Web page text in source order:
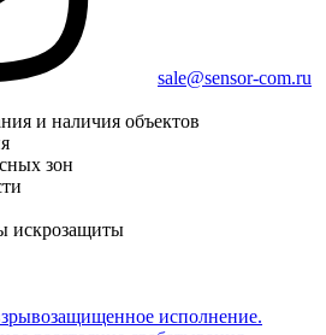
sale@sensor-com.ru
и наличия объектов
зон
искрозащиты
исполнение.